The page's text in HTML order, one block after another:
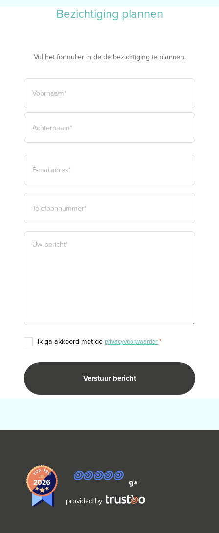
Bezichtiging plannen
Vul het formulier in de de bezichtiging te plannen.
NAAM
VOORNAAM*
E-
MAILADRES
TELEFOON
BERICHT
TOESTEMMING
ik ga akkoord met de privacyvoorwaarden*
9,8
provided by